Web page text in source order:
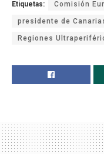
Etiquetas: Comisión
presidente de
Regiones